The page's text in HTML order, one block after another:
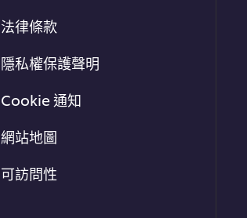
法律條款
隱私權保護聲明
Cookie 通知
網站地圖
可訪問性